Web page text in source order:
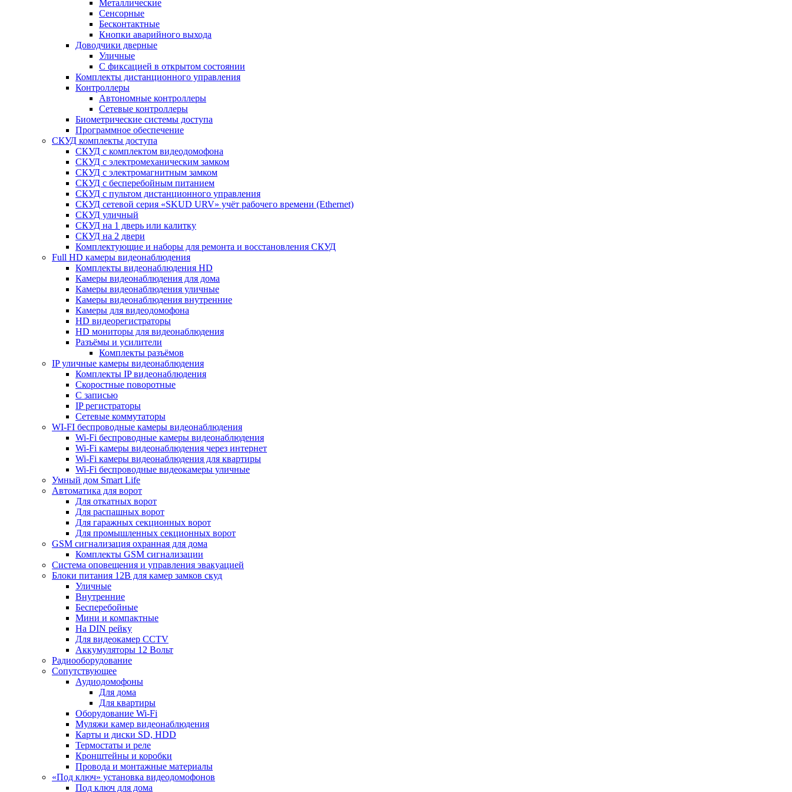
Металлические
Сенсорные
Бесконтактные
Кнопки аварийного выхода
Доводчики дверные
Уличные
С фиксацией в открытом состоянии
Комплекты дистанционного управления
Контроллеры
Автономные контроллеры
Сетевые контроллеры
Биометрические системы доступа
Программное обеспечение
СКУД комплекты доступа
СКУД с комплектом видеодомофона
СКУД с электромеханическим замком
СКУД с электромагнитным замком
СКУД с бесперебойным питанием
СКУД с пультом дистанционного управления
СКУД сетевой серия «SKUD URV» учёт рабочего времени (Ethernet)
СКУД уличный
СКУД на 1 дверь или калитку
СКУД на 2 двери
Комплектующие и наборы для ремонта и восстановления СКУД
Full HD камеры видеонаблюдения
Комплекты видеонаблюдения HD
Камеры видеонаблюдения для дома
Камеры видеонаблюдения уличные
Камеры видеонаблюдения внутренние
Камеры для видеодомофона
HD видеорегистраторы
HD мониторы для видеонаблюдения
Разъёмы и усилители
Комплекты разъёмов
IP уличные камеры видеонаблюдения
Комплекты IP видеонаблюдения
Скоростные поворотные
С записью
IP регистраторы
Сетевые коммутаторы
WI-FI беспроводные камеры видеонаблюдения
Wi-Fi беспроводные камеры видеонаблюдения
Wi-Fi камеры видеонаблюдения через интернет
Wi-Fi камеры видеонаблюдения для квартиры
Wi-Fi беспроводные видеокамеры уличные
Умный дом Smart Life
Автоматика для ворот
Для откатных ворот
Для распашных ворот
Для гаражных секционных ворот
Для промышленных секционных ворот
GSM сигнализация охранная для дома
Комплекты GSM сигнализации
Cистема оповещения и управления эвакуацией
Блоки питания 12В для камер замков скуд
Уличные
Внутренние
Бесперебойные
Мини и компактные
На DIN рейку
Для видеокамер CCTV
Аккумуляторы 12 Вольт
Радиооборудование
Сопутствующее
Аудиодомофоны
Для дома
Для квартиры
Оборудование Wi-Fi
Муляжи камер видеонаблюдения
Карты и диски SD, HDD
Термостаты и реле
Кронштейны и коробки
Провода и монтажные материалы
«Под ключ» установка видеодомофонов
Под ключ для дома